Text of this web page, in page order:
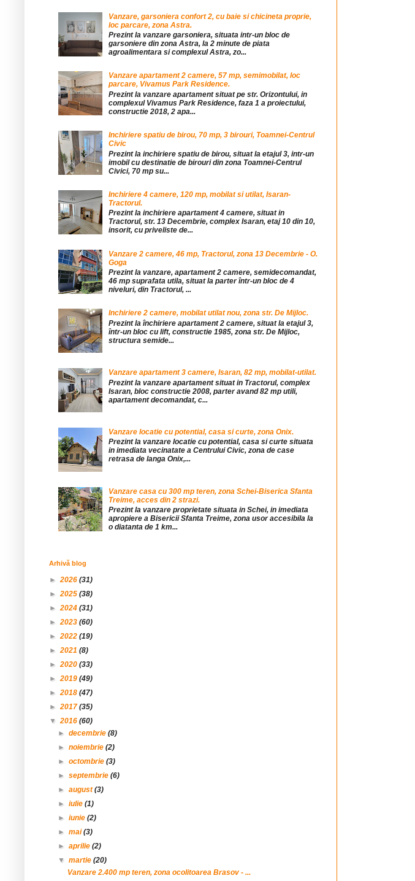
Vanzare, garsoniera confort 2, cu baie si chicineta proprie,
loc parcare, zona Astra.
Prezint la vanzare garsoniera, situata intr-un bloc de
garsoniere din zona Astra, la 2 minute de piata
agroalimentara si complexul Astra, zo...
Vanzare apartament 2 camere, 57 mp, semimobilat, loc
parcare, Vivamus Park Residence.
Prezint la vanzare apartament situat pe str. Orizontului, in
complexul Vivamus Park Residence, faza 1 a proiectului,
constructie 2018, 2 apa...
Inchiriere spatiu de birou, 70 mp, 3 birouri, Toamnei-Centrul
Civic
Prezint la inchiriere spatiu de birou, situat la etajul 3, intr-un
imobil cu destinatie de birouri din zona Toamnei-Centrul
Civici, 70 mp su...
Inchiriere 4 camere, 120 mp, mobilat si utilat, Isaran-
Tractorul.
Prezint la inchiriere apartament 4 camere, situat in
Tractorul, str. 13 Decembrie, complex Isaran, etaj 10 din 10,
insorit, cu priveliste de...
Vanzare 2 camere, 46 mp, Tractorul, zona 13 Decembrie - O.
Goga
Prezint la vanzare, apartament 2 camere, semidecomandat,
46 mp suprafata utila, situat la parter într-un bloc de 4
niveluri, din Tractorul, ...
Inchiriere 2 camere, mobilat utilat nou, zona str. De Mijloc.
Prezint la închiriere apartament 2 camere, situat la etajul 3,
într-un bloc cu lift, constructie 1985, zona str. De Mijloc,
structura semide...
Vanzare apartament 3 camere, Isaran, 82 mp, mobilat-utilat.
Prezint la vanzare apartament situat in Tractorul, complex
Isaran, bloc constructie 2008, parter avand 82 mp utili,
apartament decomandat, c...
Vanzare locatie cu potential, casa si curte, zona Onix.
Prezint la vanzare locatie cu potential, casa si curte situata
in imediata vecinatate a Centrului Civic, zona de case
retrasa de langa Onix,...
Vanzare casa cu 300 mp teren, zona Schei-Biserica Sfanta
Treime, acces din 2 strazi.
Prezint la vanzare proprietate situata in Schei, in imediata
apropiere a Bisericii Sfanta Treime, zona usor accesibila la
o diatanta de 1 km...
Arhivă blog
►2026 (31)
►2025 (38)
►2024 (31)
►2023 (60)
►2022 (19)
►2021 (8)
►2020 (33)
►2019 (49)
►2018 (47)
►2017 (35)
▼2016 (60)
►decembrie(8)
►noiembrie(2)
►octombrie(3)
►septembrie(6)
►august(3)
►iulie(1)
►iunie(2)
►mai(3)
►aprilie(2)
▼martie(20)
Vanzare 2.400 mp teren, zona ocolitoarea Brasov - ...